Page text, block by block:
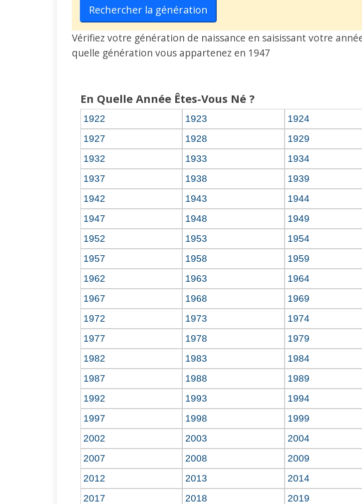
Rechercher la génération
Vérifiez votre génération de naissance en saisissant votre
quelle génération vous appartenez en 1947
En Quelle Année Êtes-Vous Né ?
1922 1923 1924
1927
1928 1929
1932
1933 1934
1937
1938 1939
1942
1943 1944
1947
1948 1949
1952
1953 1954
1957
1958 1959
1962
1963 1964
1967
1968 1969
1972
1973 1974
1977
1978 1979
1982
1983 1984
1987
1988 1989
1992
1993 1994
1997
1998 1999
2002
2003 2004
2007
2008 2009
2012
2013 2014
2017
2018 2019